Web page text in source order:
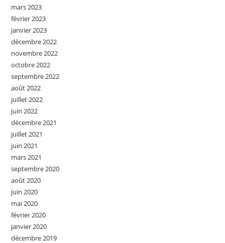
mars 2023
février 2023
janvier 2023
décembre 2022
novembre 2022
octobre 2022
septembre 2022
août 2022
juillet 2022
juin 2022
décembre 2021
juillet 2021
juin 2021
mars 2021
septembre 2020
août 2020
juin 2020
mai 2020
février 2020
janvier 2020
décembre 2019